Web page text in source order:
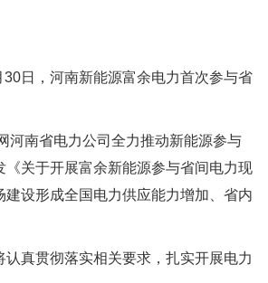
日，河南新能源富余电力首次参与省
南省电力公司全力推动新能源参与
关于开展富余新能源参与省间电力现
设形成全国电力供应能力增加、省内
真贯彻落实相关要求，扎实开展电力